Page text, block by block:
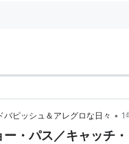
バピッシュ＆アレグロな日々 • 1
ー・パス／キャッチ